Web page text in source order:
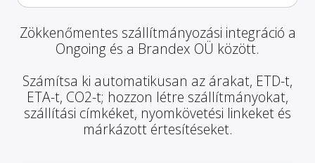
Zökkenőmentes szállítmányozási integráció a
Ongoing és a Brandex OÜ között.
Számítsa ki automatikusan az árakat, ETD-t,
ETA-t, CO2-t; hozzon létre szállítmányokat,
szállítási címkéket, nyomkövetési linkeket és
márkázott értesítéseket.